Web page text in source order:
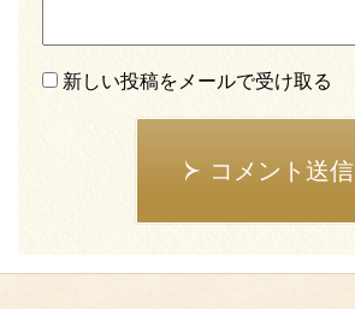
新しい投稿をメールで受け取る
コメント送信